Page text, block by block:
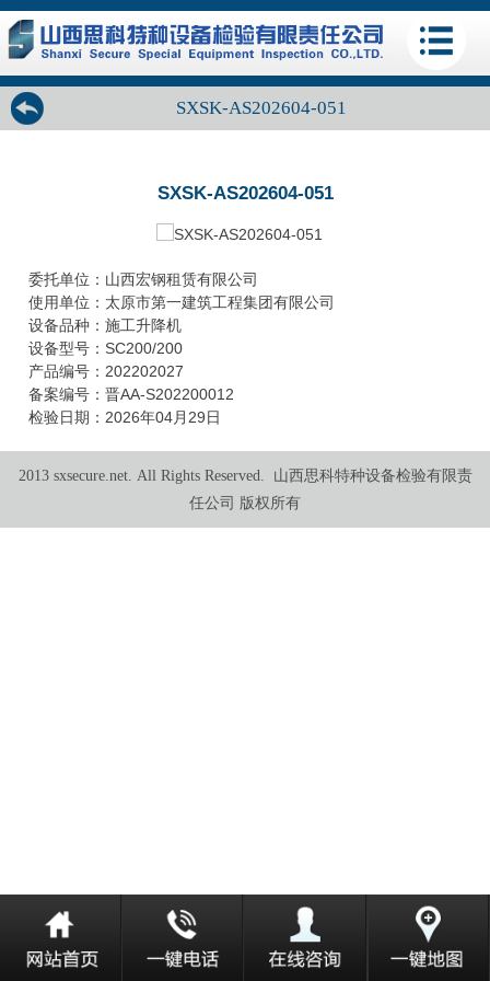
SXSK-AS202604-051
SXSK-AS202604-051
委托单位：山西宏钢租赁有限公司
使用单位：太原市第一建筑工程集团有限公司
设备品种：施工升降机
设备型号：SC200/200
产品编号：202202027
备案编号： 晋AA-S202200012
检验日期：2026年04月29日
2013 sxsecure.net. All Rights Reserved. 山西思科特种设备检验有限责
任公司 版权所有